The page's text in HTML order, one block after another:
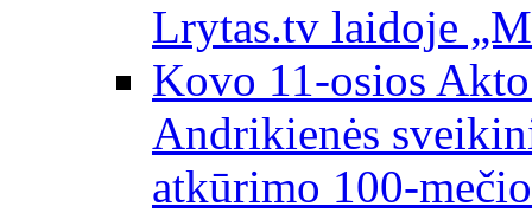
Lrytas.tv laidoje
Kovo 11-osios
Andrikienės
atkūrimo 100-